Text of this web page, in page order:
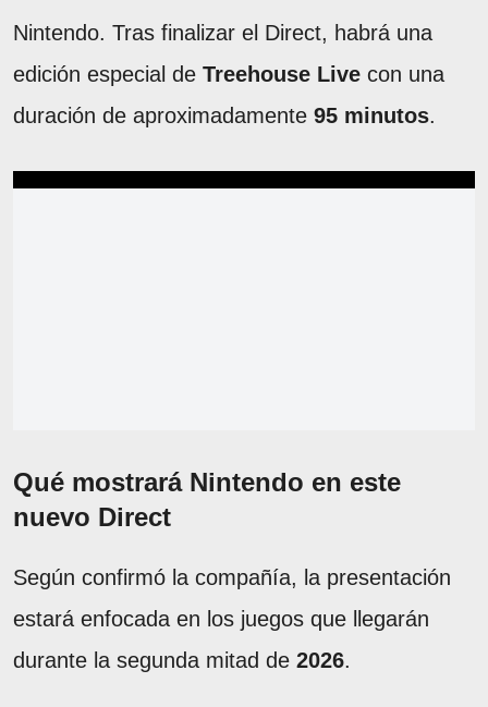
Nintendo. Tras finalizar el Direct, habrá una
edición especial de Treehouse Live con una
duración de aproximadamente 95 minutos.
Qué mostrará Nintendo en este
nuevo Direct
Según confirmó la compañía, la presentación
estará enfocada en los juegos que llegarán
durante la segunda mitad de 2026.